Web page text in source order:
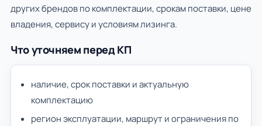
других брендов по комплектации, срокам поставки, цене
владения, сервису и условиям лизинга.
Что уточняем перед КП
наличие, срок поставки и актуальную
комплектацию
регион эксплуатации, маршрут и ограничения по